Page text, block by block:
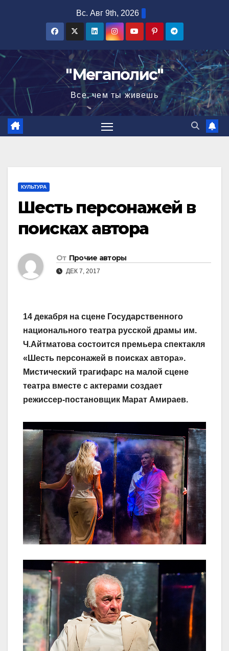
Вс. Авг 9th, 2026
"Мегаполис"
Все, чем ты живешь
КУЛЬТУРА
Шесть персонажей в
поисках автора
От Прочие авторы
ДЕК 7, 2017
14 декабря на сцене Государственного
национального театра русской драмы им.
Ч.Айтматова состоится премьера спектакля
«Шесть персонажей в поисках автора».
Мистический трагифарс на малой сцене
театра вместе с актерами создает
режиссер-постановщик Марат Амираев.